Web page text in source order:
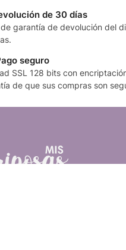
de 30 días
garantía de devolución del
seguro
SSL 128 bits con
de que sus compras son